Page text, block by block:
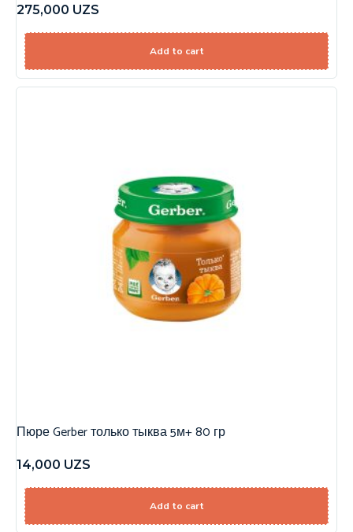
275,000 UZS
Add to cart
Пюре Gerber только тыква 5м+ 80 гр
14,000 UZS
Add to cart